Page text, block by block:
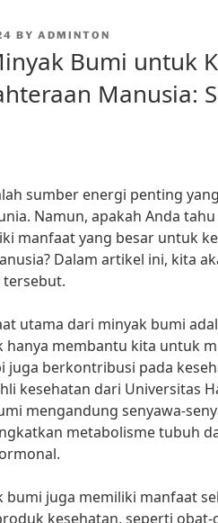
BY ADMINTON
Bumi untuk
Manusia:
sumber energi penting
Namun, apakah Anda
manfaat yang besar untuk
Dalam artikel ini, kita
utama dari minyak bumi
hanya membantu kita untuk
juga berkontribusi pada
kesehatan dari Universitas
mengandung senyawa-
metabolisme tubuh
bumi juga memiliki manfaat
kesehatan, seperti obat-